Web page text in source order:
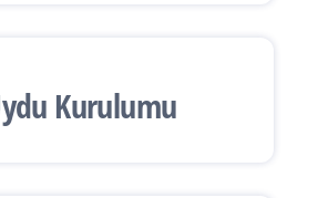
Kurulumu